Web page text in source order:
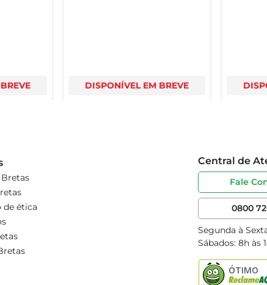
DISPONÍVEL EM BREVE
de ética
Central de
Fale
0800
Segunda à
Sábados: 8h às